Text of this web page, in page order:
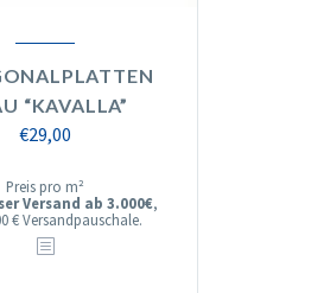
“KAVALLA”
€29,00
Preis pro m²
Versand ab 3.000€,
€ Versandpauschale.